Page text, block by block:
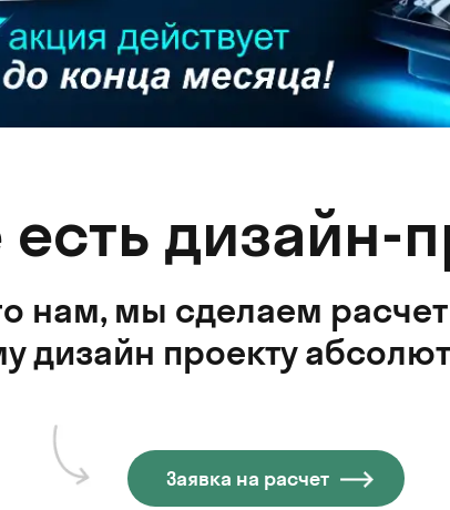
дизайн-
нам, мы сделаем
дизайн проекту
Заявка на расчет